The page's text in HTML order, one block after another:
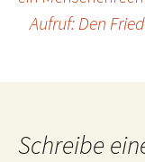
Aufruf: Den
Schreibe